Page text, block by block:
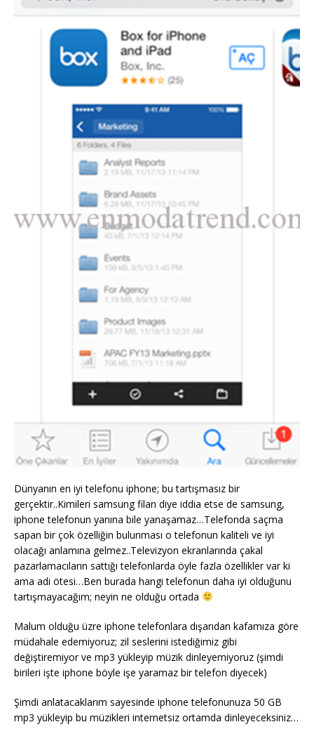
Dünyanın en iyi telefonu iphone; bu tartışmasız bir
gerçektir..Kimileri samsung filan diye iddia etse de samsung,
iphone telefonun yanına bile yanaşamaz…Telefonda saçma
sapan bir çok özelliğin bulunması o telefonun kaliteli ve iyi
olacağı anlamına gelmez..Televizyon ekranlarında çakal
pazarlamacıların sattığı telefonlarda öyle fazla özellikler var ki
ama adi ötesi…Ben burada hangi telefonun daha iyi olduğunu
tartışmayacağım; neyin ne olduğu ortada
Malum olduğu üzre iphone telefonlara dışarıdan kafamıza göre
müdahale edemiyoruz; zil seslerini istediğimiz gibi
değiştiremiyor ve mp3 yükleyip müzik dinleyemiyoruz (şimdi
birileri işte iphone böyle işe yaramaz bir telefon diyecek)
Şimdi anlatacaklarım sayesinde iphone telefonunuza 50 GB
mp3 yükleyip bu müzikleri internetsiz ortamda dinleyeceksiniz…